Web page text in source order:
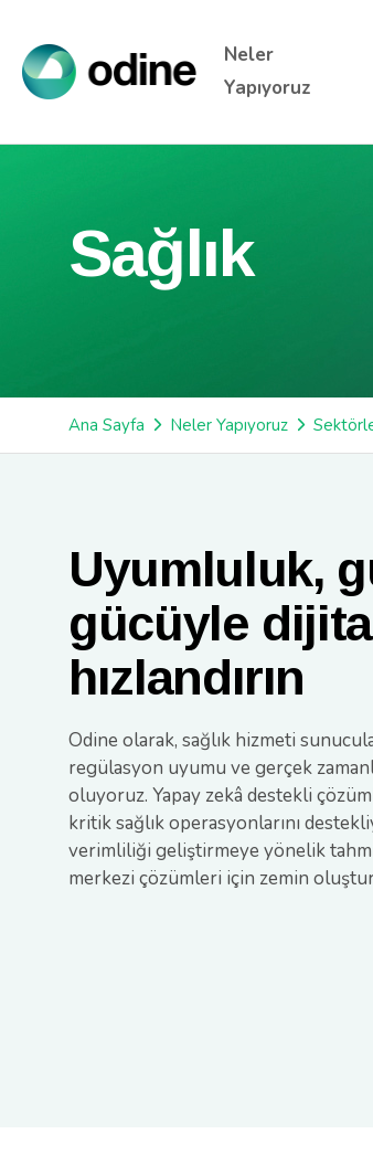
Neler
Yapıyoruz
Sağlık
Ana Sayfa Neler Yapıyoruz
Uyumluluk,
gücüyle
hızlandırın
Odine olarak, sağlık hizmeti
regülasyon uyumu ve gerçek
oluyoruz. Yapay zekâ destekli
kritik sağlık operasyonlarını
verimliliği geliştirmeye yönelik
merkezi çözümleri için zemin